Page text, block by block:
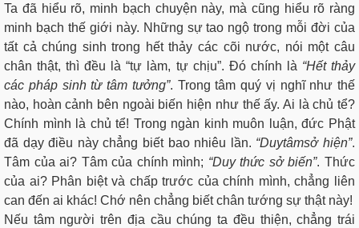
Ta đã hiểu rõ, minh bạch chuyện này, mà cũng hiểu rõ ràng
minh bạch thế giới này. Những sự tao ngộ trong mỗi đời của
tất cả chúng sinh trong hết thảy các cõi nước, nói một câu
chân thật, thì đều là “tự làm, tự chịu”. Đó chính là “Hết thảy
các pháp sinh từ tâm tưởng”. Trong tâm quý vị nghĩ như thế
nào, hoàn cảnh bên ngoài biến hiện như thế ấy. Ai là chủ tể?
Chính mình là chủ tể! Trong ngàn kinh muôn luận, đức Phật
đã dạy điều này chẳng biết bao nhiêu lần. “Duytâmsở hiện”.
Tâm của ai? Tâm của chính mình; “Duythức sở biến”. Thức
của ai? Phân biệt và chấp trước của chính mình, chẳng liên
can đến ai khác! Chớ nên chẳng biết chân tướng sự thật này!
Nếu tâm người trên địa cầu chúng ta đều thiện, chẳng trái